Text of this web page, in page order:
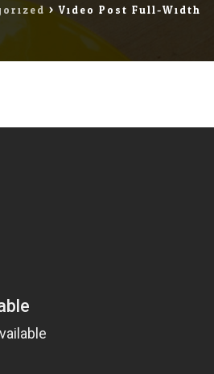
>Video Post Full-Width